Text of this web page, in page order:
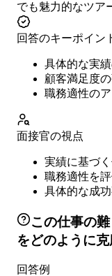
でも魅力的なツア
回答のキーポイン
具体的な実
顧客満足度
職務適性の
面接官の視点
実績に基づ
職務適性を
具体的な成
この仕事の
をどのように
回答例